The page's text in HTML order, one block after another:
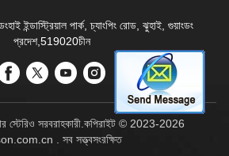
ইন্ডাস্ট্রিয়াল পার্ক, চ্যাংপিং রোড, ঝুহাই, গুয়াংডং
প্রদেশ,519020চীন
স্টেরিও সরবরাহকারী.কপিরাইট © 2023-2026
. সব সত্ত্বসংরক্ষিত